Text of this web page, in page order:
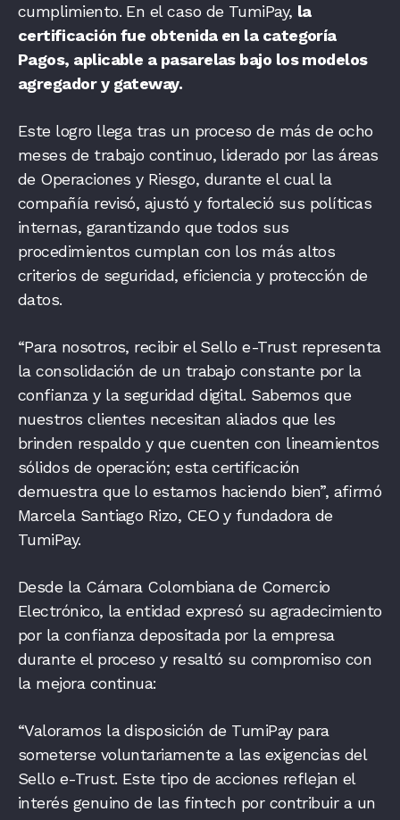
cumplimiento. En el caso de TumiPay, la
certificación fue obtenida en la categoría
Pagos, aplicable a pasarelas bajo los modelos
agregador y gateway.
Este logro llega tras un proceso de más de ocho
meses de trabajo continuo, liderado por las áreas
de Operaciones y Riesgo, durante el cual la
compañía revisó, ajustó y fortaleció sus políticas
internas, garantizando que todos sus
procedimientos cumplan con los más altos
criterios de seguridad, eficiencia y protección de
datos.
“Para nosotros, recibir el Sello e-Trust representa
la consolidación de un trabajo constante por la
confianza y la seguridad digital. Sabemos que
nuestros clientes necesitan aliados que les
brinden respaldo y que cuenten con lineamientos
sólidos de operación; esta certificación
demuestra que lo estamos haciendo bien”, afirmó
Marcela Santiago Rizo, CEO y fundadora de
TumiPay.
Desde la Cámara Colombiana de Comercio
Electrónico, la entidad expresó su agradecimiento
por la confianza depositada por la empresa
durante el proceso y resaltó su compromiso con
la mejora continua:
“Valoramos la disposición de TumiPay para
someterse voluntariamente a las exigencias del
Sello e-Trust. Este tipo de acciones reflejan el
interés genuino de las fintech por contribuir a un